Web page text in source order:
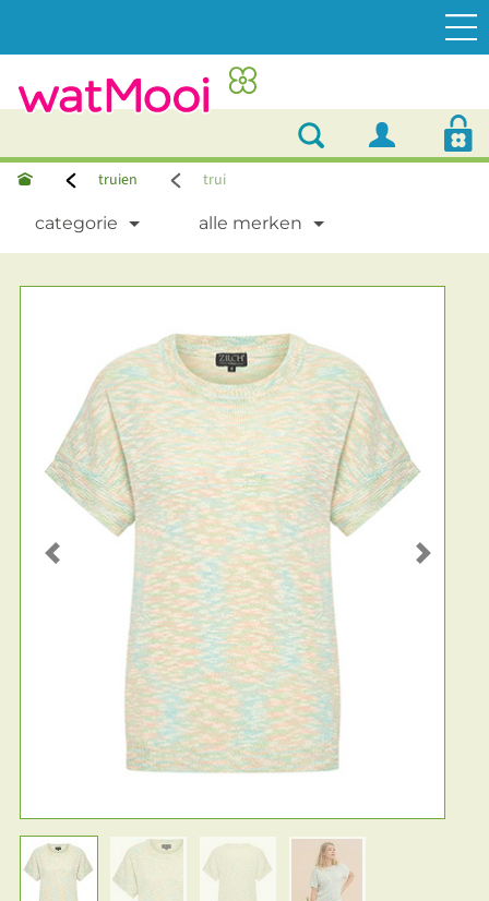
truien trui
categorie alle merken
Previous Next